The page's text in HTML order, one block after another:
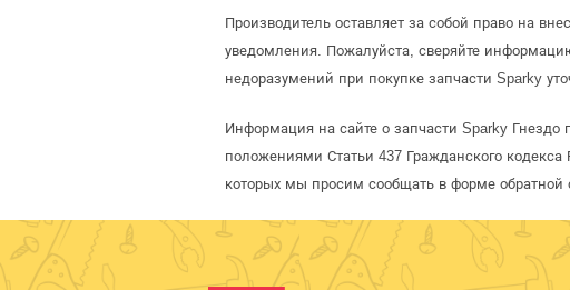
Производитель оставляет за собой право на
уведомления. Пожалуйста, сверяйте
недоразумений при покупке запчасти Sparky
Информация на сайте о запчасти Sparky
положениями Статьи 437 Гражданского
которых мы просим сообщать в форме обратной